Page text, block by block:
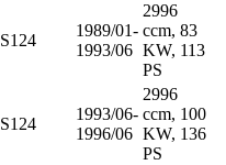
S124
1989/01-
1993/06
2996
ccm, 83
KW, 113
PS
S124
1993/06-
1996/06
2996
ccm, 100
KW, 136
PS